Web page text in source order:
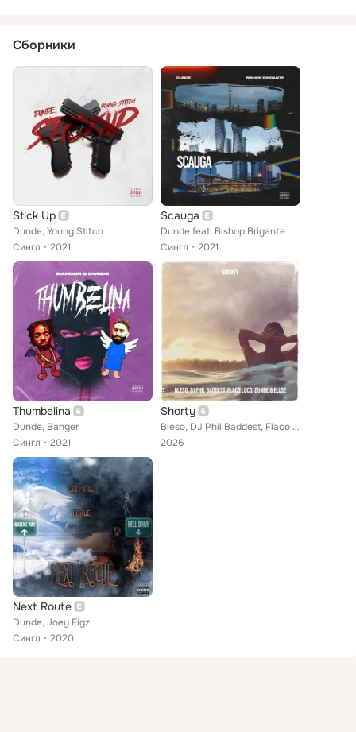
Сборники
Stick Up
Dunde, Young Stitch
Сингл
2021
Scauga
Dunde feat. Bishop Brigante
Сингл
2021
Thumbelina
Dunde, Banger
Сингл
2021
Shorty
Bleso, DJ Phil Baddest, Flaco Loco, Dunde, Ellse
2026
Next Route
Dunde, Joey Figz
Сингл
2020